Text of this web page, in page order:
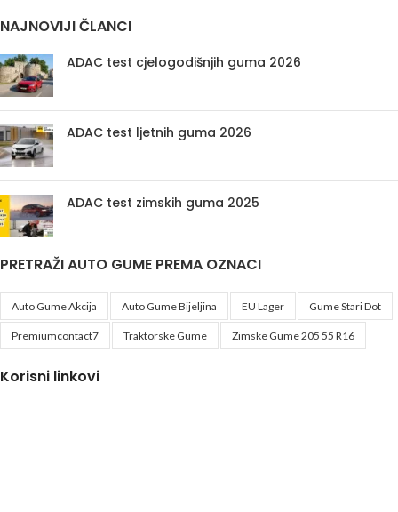
NAJNOVIJI ČLANCI
ADAC test cjelogodišnjih guma 2026
ADAC test ljetnih guma 2026
ADAC test zimskih guma 2025
PRETRAŽI AUTO GUME PREMA OZNACI
Auto Gume Akcija Auto Gume Bijeljina EU Lager Gume Stari Dot
Premiumcontact7 Traktorske Gume Zimske Gume 205 55 R16
Korisni linkovi